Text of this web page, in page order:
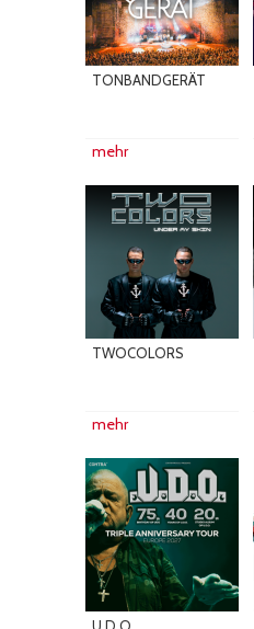
TONBANDGERÄT
mehr
TWOCOLORS
mehr